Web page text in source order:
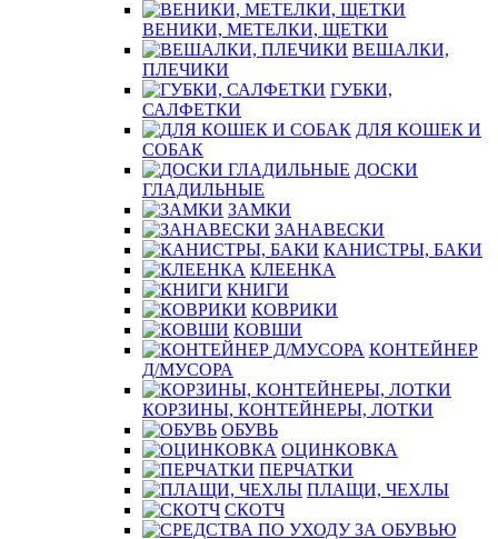
ВЕНИКИ, МЕТЕЛКИ, ЩЕТКИ
ВЕШАЛКИ,
ПЛЕЧИКИ
ГУБКИ,
САЛФЕТКИ
ДЛЯ КОШЕК И
СОБАК
ДОСКИ
ГЛАДИЛЬНЫЕ
ЗАМКИ
ЗАНАВЕСКИ
КАНИСТРЫ, БАКИ
КЛЕЕНКА
КНИГИ
КОВРИКИ
КОВШИ
КОНТЕЙНЕР
Д/МУСОРА
КОРЗИНЫ, КОНТЕЙНЕРЫ, ЛОТКИ
ОБУВЬ
ОЦИНКОВКА
ПЕРЧАТКИ
ПЛАЩИ, ЧЕХЛЫ
СКОТЧ